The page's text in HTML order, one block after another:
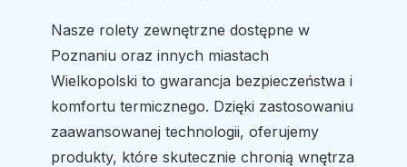
Nasze rolety zewnętrzne dostępne w
Poznaniu oraz innych miastach
Wielkopolski to gwarancja bezpieczeństwa i
komfortu termicznego. Dzięki zastosowaniu
zaawansowanej technologii, oferujemy
produkty, które skutecznie chronią wnętrza